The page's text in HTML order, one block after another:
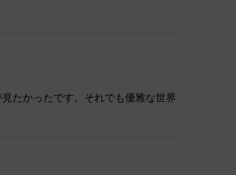
たかったです。それでも優雅な世界